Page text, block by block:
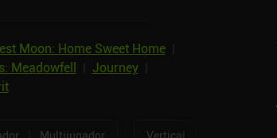
Moon: Home Sweet Home|
Meadowfell Journey|